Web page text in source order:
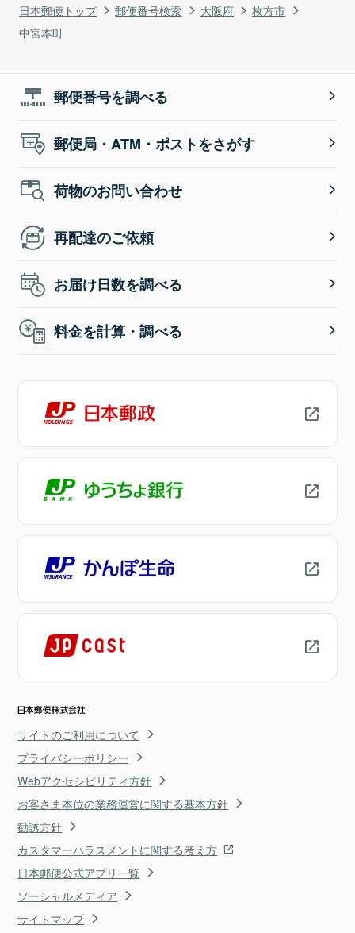
日本郵便トップ 郵便番号検索 大阪府
枚方市
中宮本町
郵便番号を調べる
郵便局・ATM・ポストをさがす
荷物のお問い合わせ
再配達のご依頼
お届け日数を調べる
料金を計算・調べる
サイトのご利用について
プライバシーポリシー
Webアクセシビリティ方針
お客さま本位の業務運営に関する基本方針
勧誘方針
カスタマーハラスメントに関する考え方
日本郵便公式アプリ一覧
ソーシャルメディア
サイトマップ